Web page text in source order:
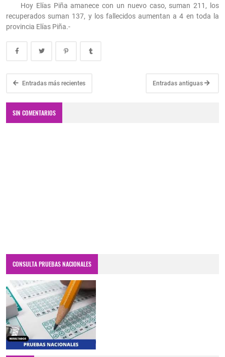
Hoy Elías Piña amanece con un nuevo caso, suman 211, los
recuperados suman 137, y los fallecidos aumentan a 4 en toda la
provincia Elías Piña.-
Entradas más recientes Entradas antiguas
SIN COMENTARIOS
CONSULTA PRUEBAS NACIONALES